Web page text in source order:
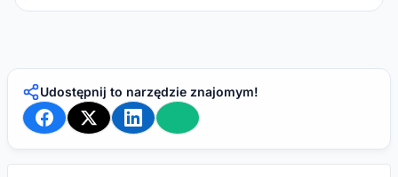
Udostępnij to narzędzie znajomym!